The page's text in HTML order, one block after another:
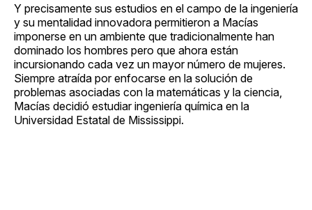
Y precisamente sus estudios en el campo de la ingeniería
y su mentalidad innovadora permitieron a Macías
imponerse en un ambiente que tradicionalmente han
dominado los hombres pero que ahora están
incursionando cada vez un mayor número de mujeres.
Siempre atraída por enfocarse en la solución de
problemas asociadas con la matemáticas y la ciencia,
Macías decidió estudiar ingeniería química en la
Universidad Estatal de Mississippi.